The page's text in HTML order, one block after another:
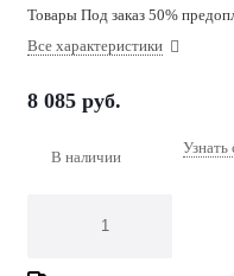
Товары Под заказ 50%
Все характеристики
8 085 руб.
В наличии Узнать